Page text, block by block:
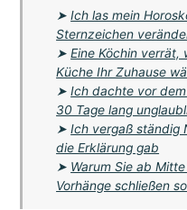
➤Ich las mein
Sternzeichen
➤Eine Köchin verrät,
Küche Ihr Zuhause
➤Ich dachte vor
30 Tage lang
➤Ich vergaß ständig
die Erklärung gab
➤ Warum Sie ab
Vorhänge schließen